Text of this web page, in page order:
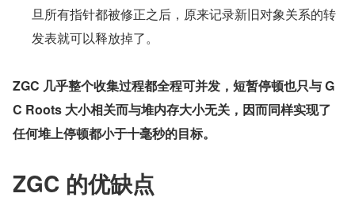
旦所有指针都被修正之后，原来记录新旧对象关系的转
发表就可以释放掉了。
ZGC 几乎整个收集过程都全程可并发，短暂停顿也只与 G
C Roots 大小相关而与堆内存大小无关，因而同样实现了
任何堆上停顿都小于十毫秒的目标。
ZGC 的优缺点